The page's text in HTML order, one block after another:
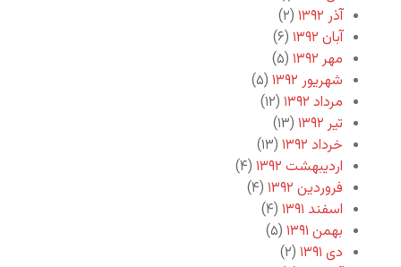
آذر ۱۳۹۲
(۲)
آبان ۱۳۹۲
(۶)
مهر ۱۳۹۲
(۵)
شهریور ۱۳۹۲
(۵)
مرداد ۱۳۹۲
(۱۲)
تیر ۱۳۹۲
(۱۳)
خرداد ۱۳۹۲
(۱۳)
اردیبهشت ۱۳۹۲
(۴)
فروردین ۱۳۹۲
(۴)
اسفند ۱۳۹۱
(۴)
بهمن ۱۳۹۱
(۵)
دی ۱۳۹۱
(۲)